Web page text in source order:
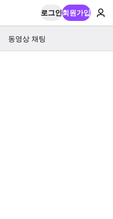
로그인회원가입
동영상 채팅